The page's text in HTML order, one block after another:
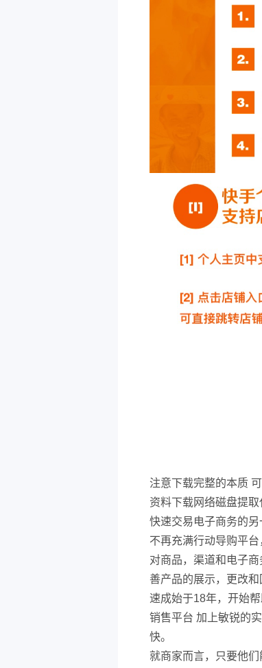
注意下载完整的本质
资料下载网络磁盘提
快速交易电子商务的
不再充满行动导购平
对商品，渠道和电子
善产品的展示，更改和
速成始于18年，开始
销售平台 加上敏锐的
快。
就商家而言，只要他